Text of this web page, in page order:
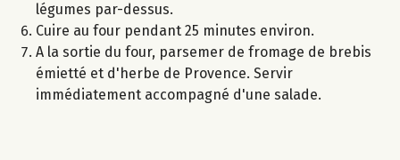
légumes par-dessus.
Cuire au four pendant 25 minutes environ.
A la sortie du four, parsemer de fromage de brebis
émietté et d'herbe de Provence. Servir
immédiatement accompagné d'une salade.